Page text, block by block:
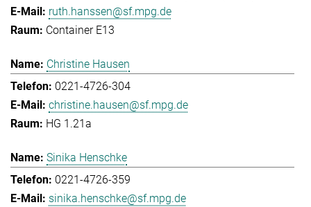
ruth.hanssen@sf.mpg.de
Container E13
Christine Hausen
0221-4726-304
christine.hausen@sf.mpg.de
HG 1.21a
Sinika Henschke
0221-4726-359
sinika.henschke@sf.mpg.de